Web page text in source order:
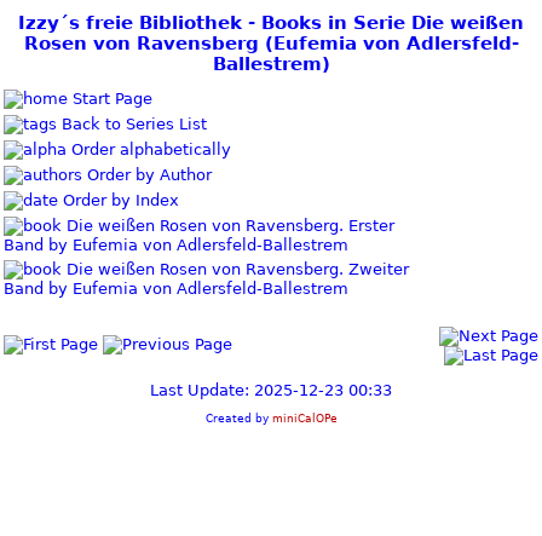
Izzy´s freie Bibliothek - Books in Serie Die weißen
Rosen von Ravensberg (Eufemia von Adlersfeld-
Ballestrem)
Start Page
Back to Series List
Order alphabetically
Order by Author
Order by Index
Die weißen Rosen von Ravensberg. Erster
Band by Eufemia von Adlersfeld-Ballestrem
Die weißen Rosen von Ravensberg. Zweiter
Band by Eufemia von Adlersfeld-Ballestrem
Last Update: 2025-12-23 00:33
Created by miniCalOPe